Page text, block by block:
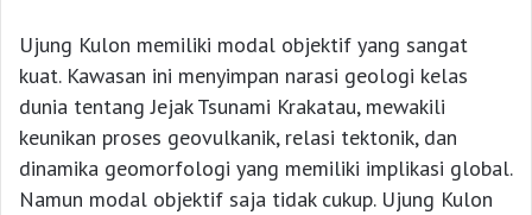
Ujung Kulon memiliki modal objektif yang sangat
kuat. Kawasan ini menyimpan narasi geologi kelas
dunia tentang Jejak Tsunami Krakatau, mewakili
keunikan proses geovulkanik, relasi tektonik, dan
dinamika geomorfologi yang memiliki implikasi global.
Namun modal objektif saja tidak cukup. Ujung Kulon